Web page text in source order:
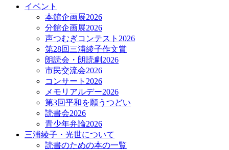
イベント
本館企画展2026
分館企画展2026
声つむぎコンテスト2026
第28回三浦綾子作文賞
朗読会・朗読劇2026
市民交流会2026
コンサート2026
メモリアルデー2026
第3回平和を願うつどい
読書会2026
青少年弁論2026
三浦綾子・光世について
読書のための本の一覧